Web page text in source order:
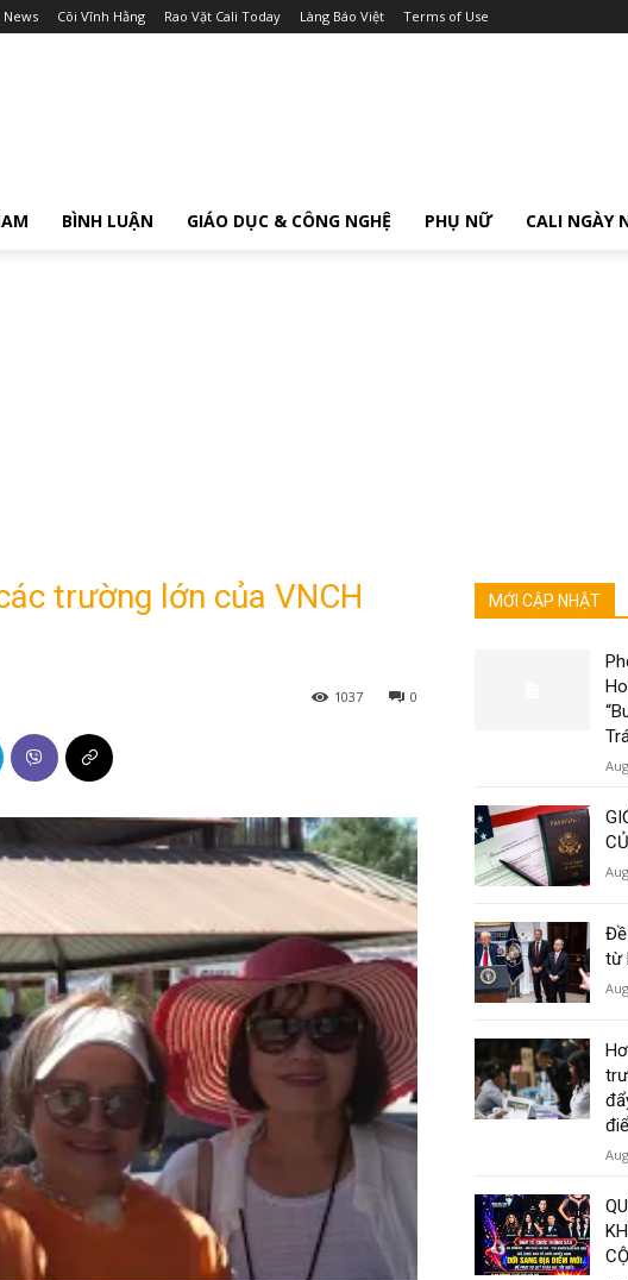
News Cõi Vĩnh Hằng Rao Vặt Cali Today Làng Báo Việt Terms of Use
BÌNH LUẬN GIÁO DỤC & CÔNG NGHỆ PHỤ NỮ CALI NGÀY
trường lớn của VNCH
0
1037
MỚI CẬP NHẬT
từ